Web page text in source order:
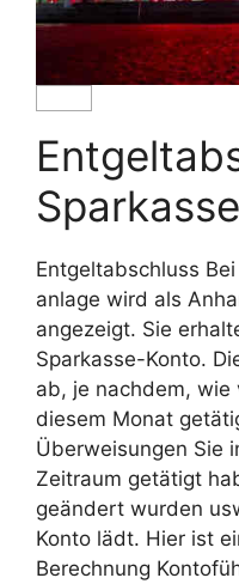
Entgeltabschluss
anlage wird als
angezeigt. Sie
Sparkasse-Konto.
ab, je nachdem, wie
diesem Monat
Überweisungen Sie
Zeitraum getätigt
geändert wurden
Konto lädt. Hier ist
Berechnung